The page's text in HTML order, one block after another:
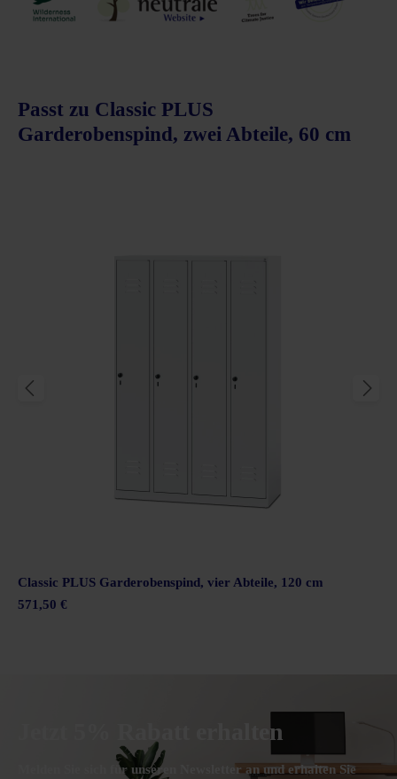
Passt zu Classic PLUS
Garderobenspind, zwei Abteile, 60 cm
Classic PLUS Garderobenspind, vier Abteile, 120 cm
571,50 €
Jetzt 5% Rabatt erhalten
Melden Sie sich für unseren Newsletter an und erhalten Sie